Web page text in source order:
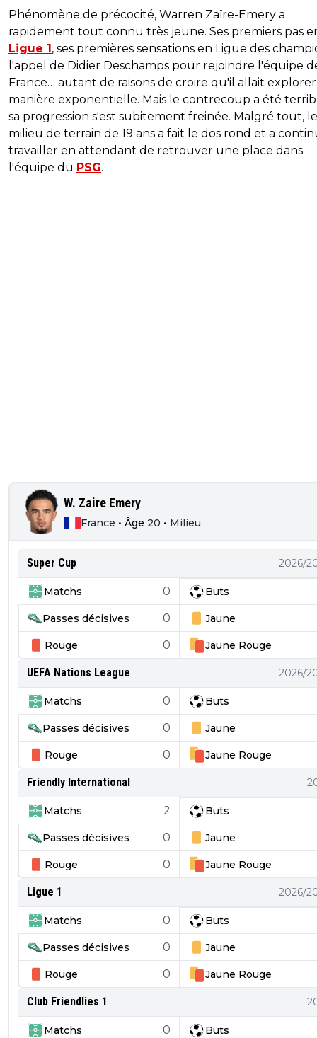
Phénomène de précocité, Warren Zaïre-Emery a
rapidement tout connu très jeune. Ses premiers pas
Ligue 1 , ses premières sensations en Ligue des
l'appel de Didier Deschamps pour rejoindre l'équipe
France… autant de raisons de croire qu'il allait
manière exponentielle. Mais le contrecoup a été
sa progression s'est subitement freinée. Malgré tout, le
milieu de terrain de 19 ans a fait le dos rond et a
travailler en attendant de retrouver une place dans
l'équipe du PSG.
W. Zaire Emery
France • Âge 20 • Milieu
Super Cup 2026/
Matchs 0 Buts
Passes décisives 0 Jaune
Rouge 0 Jaune Rouge
UEFA Nations League 2026/
Matchs 0 Buts
Passes décisives 0 Jaune
Rouge 0 Jaune Rouge
Friendly International
Matchs 2 Buts
Passes décisives 0 Jaune
Rouge 0 Jaune Rouge
Ligue 1 2026/
Matchs 0 Buts
Passes décisives 0 Jaune
Rouge 0 Jaune Rouge
Club Friendlies 1
Matchs 0 Buts